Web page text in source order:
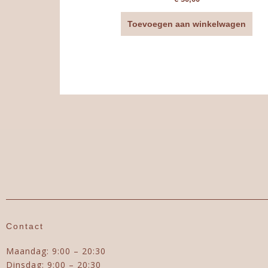
Toevoegen aan winkelwagen
Contact
Maandag: 9:00 – 20:30
Dinsdag: 9:00 – 20:30